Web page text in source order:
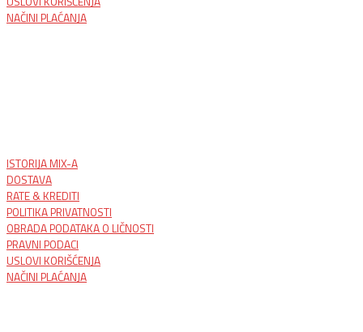
NAČINI PLAĆANJA
ISTORIJA MIX-A
DOSTAVA
RATE & KREDITI
POLITIKA PRIVATNOSTI
OBRADA PODATAKA O LIČNOSTI
PRAVNI PODACI
USLOVI KORIŠĆENJA
NAČINI PLAĆANJA